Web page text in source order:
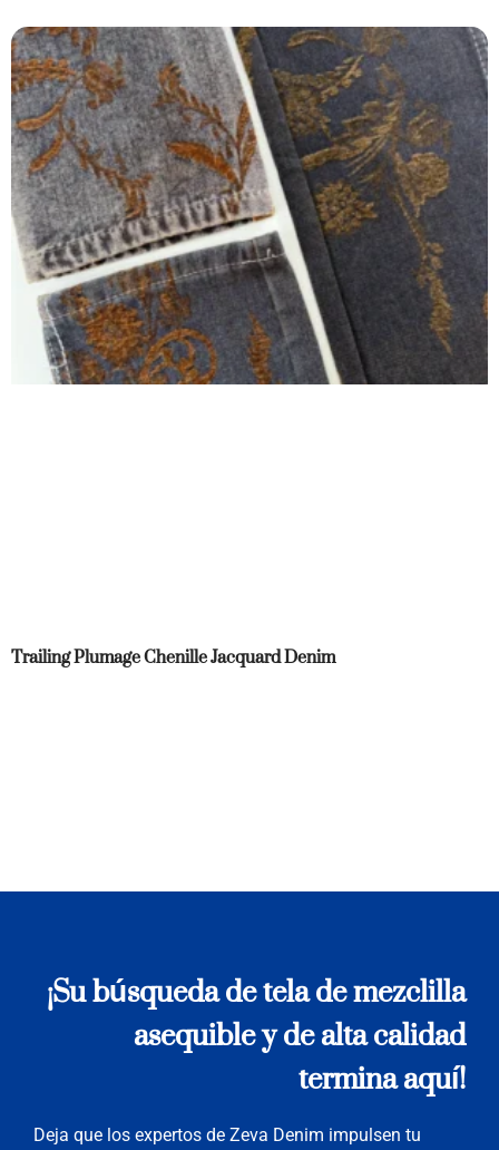
Trailing Plumage Chenille Jacquard Denim
¡Su búsqueda de tela de mezclilla
asequible y de alta calidad
termina aquí!
Deja que los expertos de Zeva Denim impulsen tu